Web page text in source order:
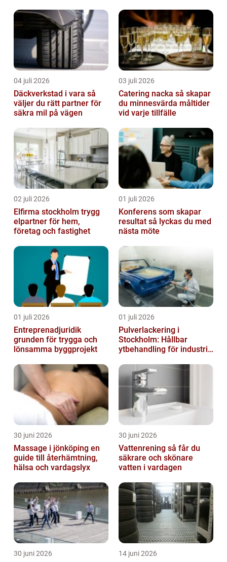
04 juli 2026
Däckverkstad i vara så
väljer du rätt partner för
säkra mil på vägen
03 juli 2026
Catering nacka så skapar
du minnesvärda måltider
vid varje tillfälle
02 juli 2026
Elfirma stockholm trygg
elpartner för hem,
företag och fastighet
01 juli 2026
Konferens som skapar
resultat så lyckas du med
nästa möte
01 juli 2026
Entreprenadjuridik
grunden för trygga och
lönsamma byggprojekt
01 juli 2026
Pulverlackering i
Stockholm: Hållbar
ytbehandling för industri
30 juni 2026
Massage i jönköping en
guide till återhämtning,
hälsa och vardagslyx
30 juni 2026
Vattenrening så får du
säkrare och skönare
vatten i vardagen
30 juni 2026 14 juni 2026